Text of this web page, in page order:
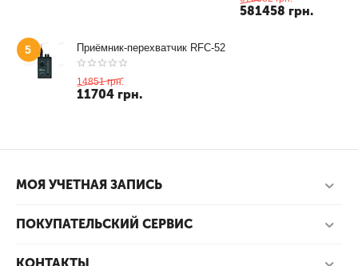
581458 грн.
5 Приёмник-перехватчик RFC-52
14851 грн.
11704 грн.
МОЯ УЧЕТНАЯ ЗАПИСЬ
ПОКУПАТЕЛЬСКИЙ СЕРВИС